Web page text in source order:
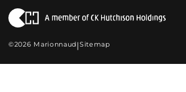
©2026 Marionnaud|Sitemap